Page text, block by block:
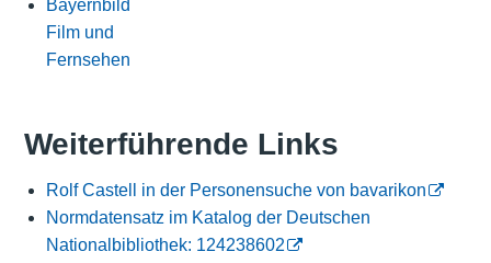
Bayernbild
Film und
Fernsehen
Weiterführende Links
Rolf Castell in der Personensuche von bavarikon
Normdatensatz im Katalog der Deutschen
Nationalbibliothek: 124238602